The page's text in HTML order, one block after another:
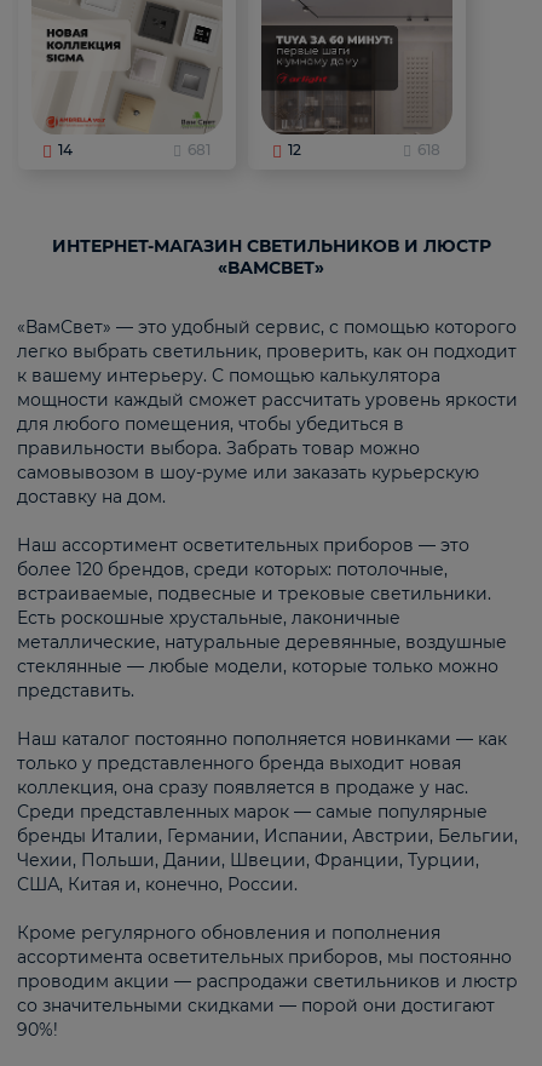
14 681 12 618
ИНТЕРНЕТ-МАГАЗИН СВЕТИЛЬНИКОВ И ЛЮСТР
«ВАМСВЕТ»
«ВамСвет» — это удобный сервис, с помощью которого
легко выбрать светильник, проверить, как он подходит
к вашему интерьеру. С помощью калькулятора
мощности каждый сможет рассчитать уровень яркости
для любого помещения, чтобы убедиться в
правильности выбора. Забрать товар можно
самовывозом в шоу-руме или заказать курьерскую
доставку на дом.
Наш ассортимент осветительных приборов — это
более 120 брендов, среди которых: потолочные,
встраиваемые, подвесные и трековые светильники.
Есть роскошные хрустальные, лаконичные
металлические, натуральные деревянные, воздушные
стеклянные — любые модели, которые только можно
представить.
Наш каталог постоянно пополняется новинками — как
только у представленного бренда выходит новая
коллекция, она сразу появляется в продаже у нас.
Среди представленных марок — самые популярные
бренды Италии, Германии, Испании, Австрии, Бельгии,
Чехии, Польши, Дании, Швеции, Франции, Турции,
США, Китая и, конечно, России.
Кроме регулярного обновления и пополнения
ассортимента осветительных приборов, мы постоянно
проводим акции — распродажи светильников и люстр
со значительными скидками — порой они достигают
90%!